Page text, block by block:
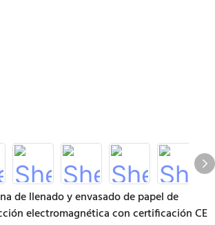
de llenado y envasado de papel de
electromagnética con certificación CE